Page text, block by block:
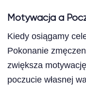
Motywacja a
Kiedy osiągamy
Pokonanie
zwiększa
poczucie własnej